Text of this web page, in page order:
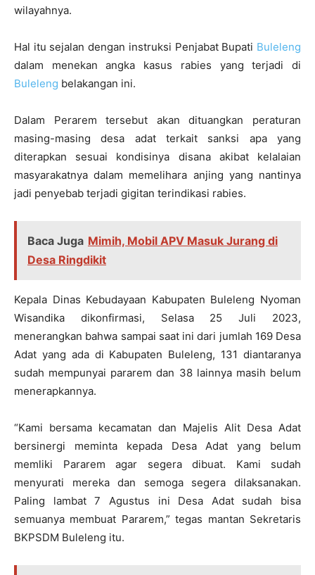
wilayahnya.
Hal itu sejalan dengan instruksi Penjabat Bupati Buleleng
dalam menekan angka kasus rabies yang terjadi di
Buleleng belakangan ini.
Dalam Perarem tersebut akan dituangkan peraturan
masing-masing desa adat terkait sanksi apa yang
diterapkan sesuai kondisinya disana akibat kelalaian
masyarakatnya dalam memelihara anjing yang nantinya
jadi penyebab terjadi gigitan terindikasi rabies.
Baca Juga Mimih, Mobil APV Masuk Jurang di
Desa Ringdikit
Kepala Dinas Kebudayaan Kabupaten Buleleng Nyoman
Wisandika dikonfirmasi, Selasa 25 Juli 2023,
menerangkan bahwa sampai saat ini dari jumlah 169 Desa
Adat yang ada di Kabupaten Buleleng, 131 diantaranya
sudah mempunyai pararem dan 38 lainnya masih belum
menerapkannya.
“Kami bersama kecamatan dan Majelis Alit Desa Adat
bersinergi meminta kepada Desa Adat yang belum
memliki Pararem agar segera dibuat. Kami sudah
menyurati mereka dan semoga segera dilaksanakan.
Paling lambat 7 Agustus ini Desa Adat sudah bisa
semuanya membuat Pararem,” tegas mantan Sekretaris
BKPSDM Buleleng itu.